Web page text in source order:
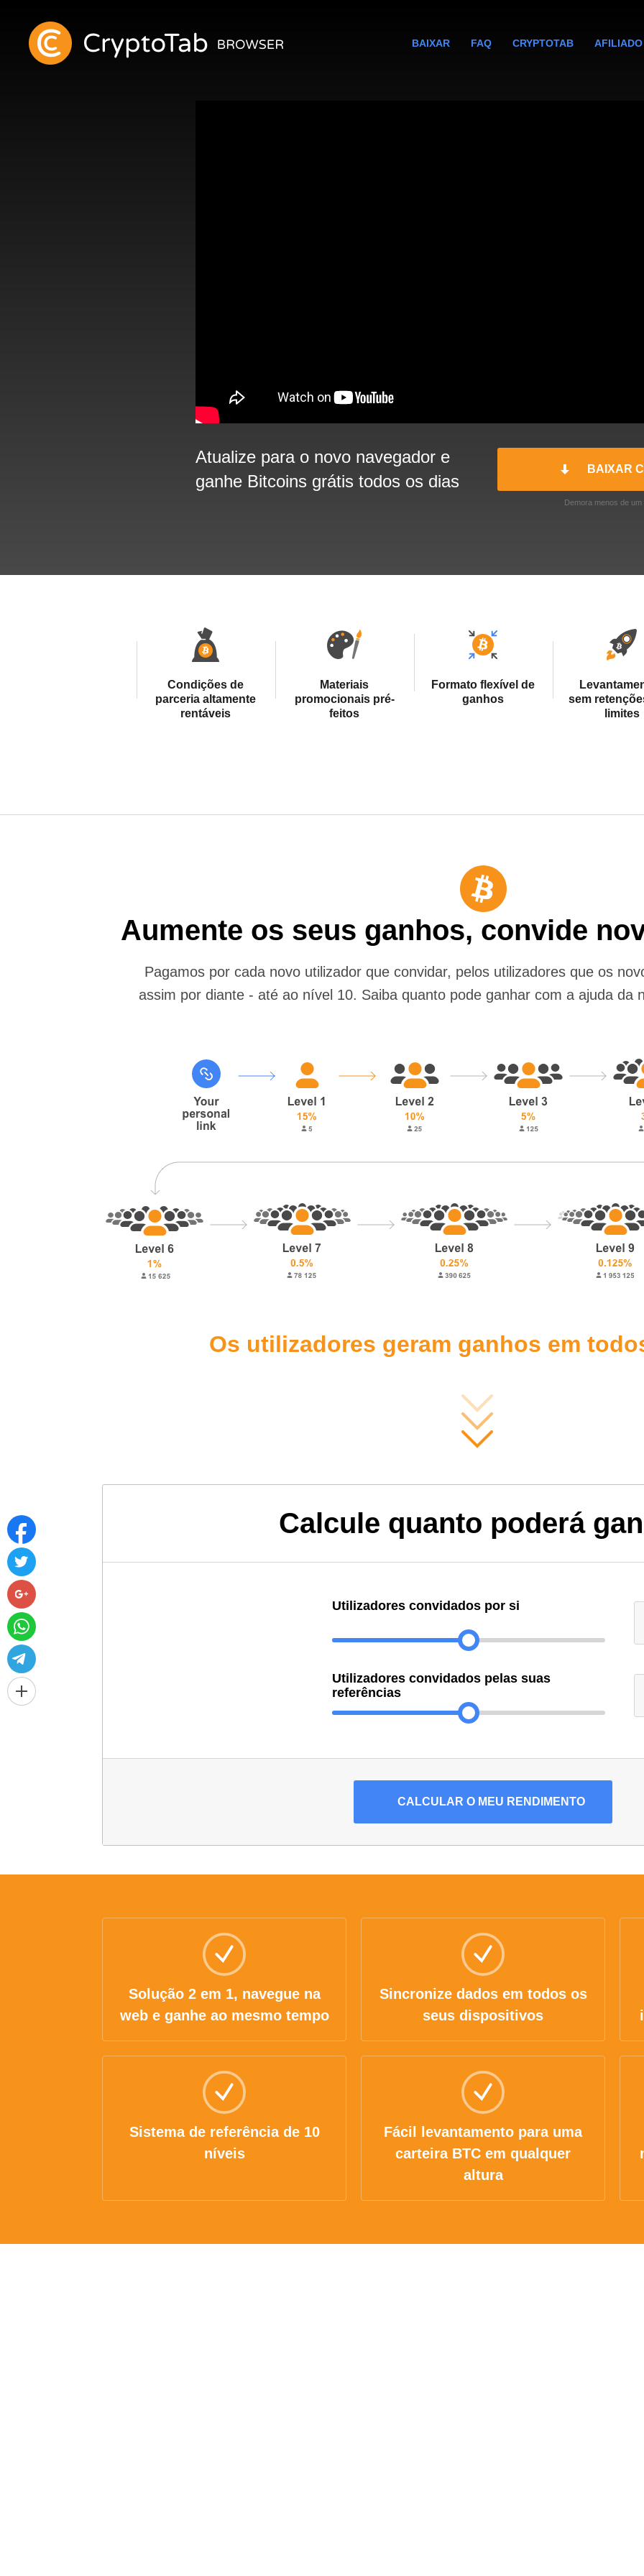
BAIXAR FAQ CRYPTOTAB AFILIADO
Atualize para o novo navegador e
ganhe Bitcoins grátis todos os dias
BAIXAR
Demora menos de
Condições de
parceria altamente
rentáveis
Materiais
promocionais pré-
feitos
Formato flexível de
ganhos
sem
limites
Aumente os seus ganhos, convide
Pagamos por cada novo utilizador que convidar, pelos utilizadores que os
assim por diante - até ao nível 10. Saiba quanto pode ganhar com a ajuda da
Os utilizadores geram ganhos em
Calcule quanto poderá
Utilizadores convidados por si
Utilizadores convidados pelas suas
referências
CALCULAR O MEU RENDIMENTO
Solução 2 em 1, navegue na
web e ganhe ao mesmo tempo
Sincronize dados em todos os
seus dispositivos
Sistema de referência de 10
níveis
Fácil levantamento para uma
carteira BTC em qualquer
altura